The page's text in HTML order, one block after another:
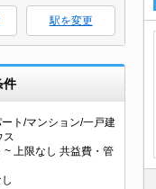
駅を変更
件
ート/マンション/一戸建
ス
~ 上限なし 共益費・管